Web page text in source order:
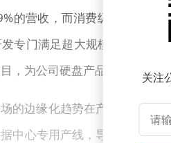
的营收，而消费级产品占比
专门满足超大规模数据中心
，为公司硬盘产品线创造了前
的边缘化趋势在产品布局上
中心专用产线，导致零售渠
关注